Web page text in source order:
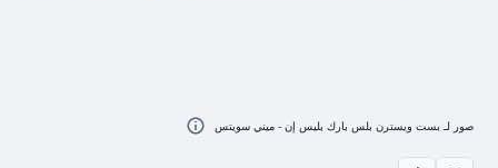
صور لـ بست ويسترن بلس بارك بليس إن - ميني سويتس